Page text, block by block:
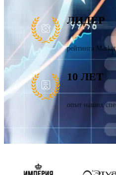
ЛИДЕР
рейтинга
10 ЛЕТ
опыт наших